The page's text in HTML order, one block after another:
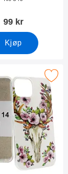
99 kr
Kjøp
favoritt